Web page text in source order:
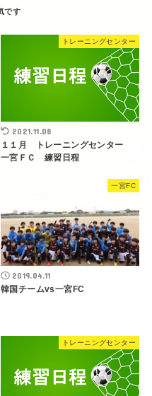
トレーニングセンター
2021.11.08
１１月 トレーニングセンター
一宮ＦＣ 練習日程
一宮FC
2019.04.11
韓国チームvs一宮FC
トレーニングセンター